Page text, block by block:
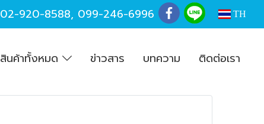
02-920-8588, 099-246-6996 TH
สินค้าทั้งหมด ข่าวสาร บทความ ติดต่อเรา